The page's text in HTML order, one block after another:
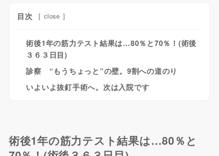
目次 [ close ]
術後1年の筋力テスト結果は…80％と70％！(術後
３６３日目)
診察 “もうちょっと”の壁。9割への道のり
いよいよ抜釘手術へ。次は入院です
術後1年の筋力テスト結果は…80％と